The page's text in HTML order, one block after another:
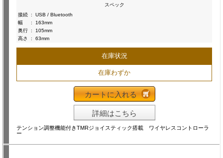
スペック
接続 :
USB / Bluetooth
幅
:
163mm
奥行 :
105mm
高さ
: 63mm
在庫状況
在庫わずか
カートに入れる
詳細はこちら
テンション調整機能付きTMRジョイスティック搭載 ワイヤレスコントローラ
ー